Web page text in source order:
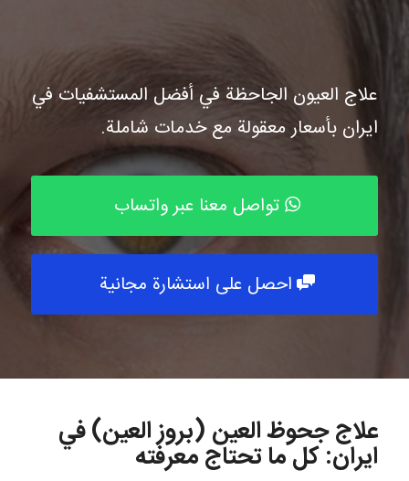
علاج العيون الجاحظة في أفضل المستشفيات في
ايران بأسعار معقولة مع خدمات شاملة.
تواصل معنا عبر واتساب
احصل على استشارة مجانية
علاج جحوظ العين (بروز العين) في
ايران: كل ما تحتاج معرفته